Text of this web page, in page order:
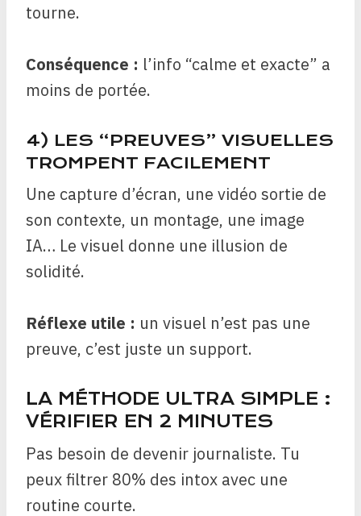
tourne.
Conséquence : l’info “calme et exacte” a
moins de portée.
4) LES “PREUVES” VISUELLES
TROMPENT FACILEMENT
Une capture d’écran, une vidéo sortie de
son contexte, un montage, une image
IA… Le visuel donne une illusion de
solidité.
Réflexe utile : un visuel n’est pas une
preuve, c’est juste un support.
LA MÉTHODE ULTRA SIMPLE :
VÉRIFIER EN 2 MINUTES
Pas besoin de devenir journaliste. Tu
peux filtrer 80% des intox avec une
routine courte.